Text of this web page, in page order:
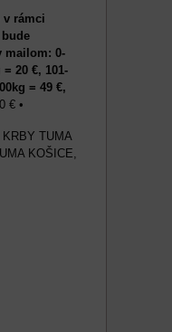
v rámci
mailom: 0-
= 20 €, 101-
= 49 €,
0 € •
KRBY TUMA
KOŠICE,